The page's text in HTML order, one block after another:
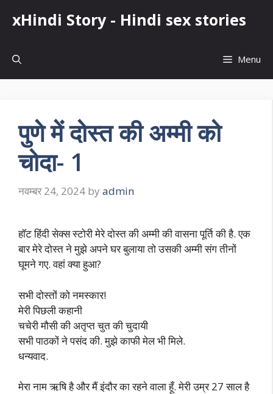
xHindi Story - Hindi sex stories
Menu
पुणे में दोस्त की अम्मी को
चोदा- 1
नवम्बर 24, 2024 by admin
हॉट हिंदी सेक्स स्टोरी मेरे दोस्त की अम्मी की वासना पूर्ति की है. एक
बार मेरे दोस्त ने मुझे अपने घर बुलाया तो उसकी अम्मी संग तीनों
घूमने गए. वहां क्या हुआ?
सभी दोस्तों को नमस्कार!
मेरी पिछली कहानी
चचेरी मौसी की अतृप्त चुत की चुदायी
सभी पाठकों ने पसंद की. मुझे काफी मेल भी मिले.
धन्यवाद.
मेरा नाम ऋषि है और मैं इंदौर का रहने वाला हूँ. मेरी उम्र 27 साल है